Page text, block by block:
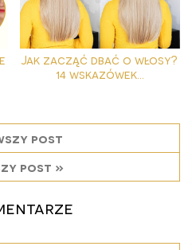
Jak zacząć dbać o włosy?
14 wskazówek...
post
post »